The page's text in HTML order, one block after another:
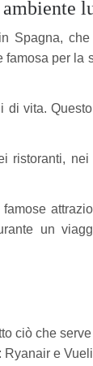
Spagna,
per la
di vita.
ristoranti, nei
un
ciò che
e